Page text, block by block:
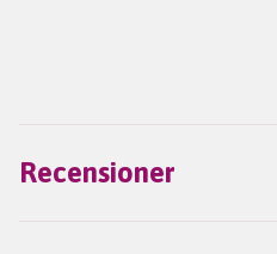
Recensioner